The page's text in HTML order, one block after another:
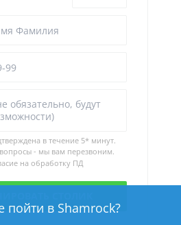
в течение 5* минут.
- мы вам перезвоним.
на обработку ПД
пойти в Shamrock?